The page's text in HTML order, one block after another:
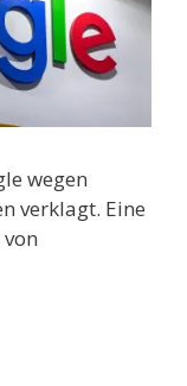
wegen
verklagt. Eine